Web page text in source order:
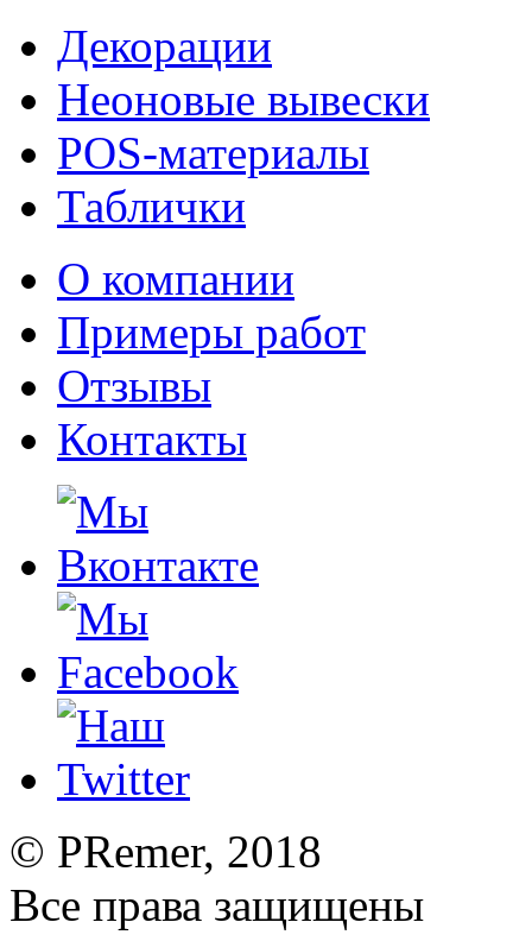
Декорации
Неоновые вывески
POS-материалы
Таблички
О компании
Примеры работ
Отзывы
Контакты
© PRemer, 2018
Все права защищены